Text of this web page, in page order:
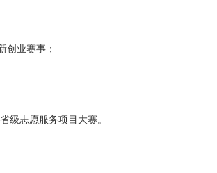
创业赛事；
级志愿服务项目大赛。